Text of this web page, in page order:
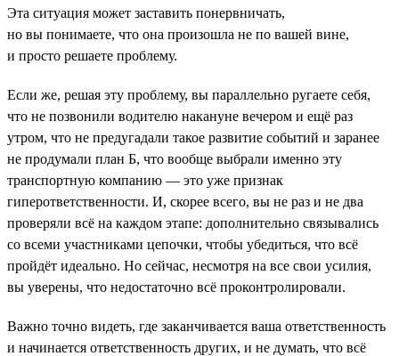
Эта ситуация может заставить понервничать,
но вы понимаете, что она произошла не по вашей вине,
и просто решаете проблему.
Если же, решая эту проблему, вы параллельно ругаете себя,
что не позвонили водителю накануне вечером и ещё раз
утром, что не предугадали такое развитие событий и заранее
не продумали план Б, что вообще выбрали именно эту
транспортную компанию — это уже признак
гиперответственности. И, скорее всего, вы не раз и не два
проверяли всё на каждом этапе: дополнительно связывались
со всеми участниками цепочки, чтобы убедиться, что всё
пройдёт идеально. Но сейчас, несмотря на все свои усилия,
вы уверены, что недостаточно всё проконтролировали.
Важно точно видеть, где заканчивается ваша ответственность
и начинается ответственность других, и не думать, что всё